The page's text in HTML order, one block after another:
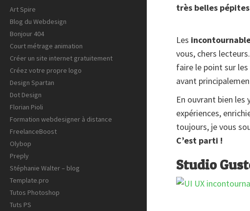
Art Spire
Blog du Webdesign
Bonjour 404
Court métrage animation
Créer un site internet gratuitement
Créez votre propre logo
Design Spartan
Dot Design
Florian Pioli
Formation webdesigner à distance
FreelanceBoost
Olybop
Preply
Stéphanie Walter – blog
Template.pro
Tutos Photoshop
Tuts PS
très belles
Les
vous, chers
faire le point sur
avant
En ouvrant bien les
expériences,
toujours, je vous
C’est parti !
Studio